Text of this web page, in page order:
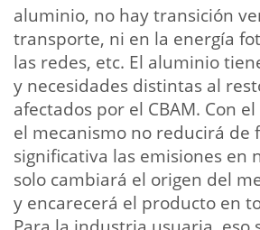
aluminio, no hay transición
transporte, ni en la energía
las redes, etc. El aluminio
y necesidades distintas al
afectados por el CBAM. Con
el mecanismo no reducirá de
significativa las emisiones en
solo cambiará el origen del
y encarecerá el producto en